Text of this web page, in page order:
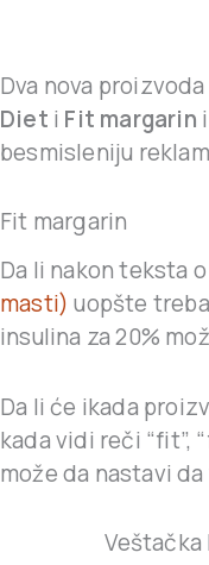
Dva nova
Diet i Fit margarin
besmisleniju
Fit margarin
Da li nakon teksta o
masti) uopšte
insulina za 20%
Da li će ikada
kada vidi reči “fit”,
može da nastavi
Veštačka